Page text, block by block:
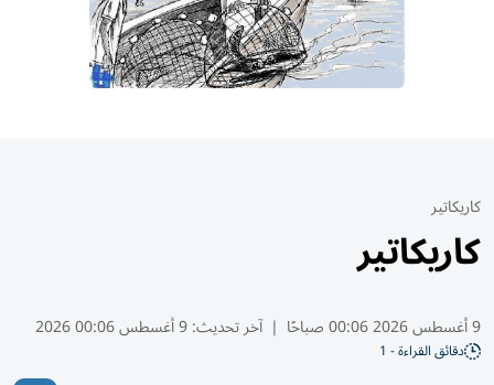
كاريكاتير
كاريكاتير
9 أغسطس 2026 00:06 صباحًا | آخر تحديث:9 أغسطس 00:06 2026
دقائق القراءة - 1